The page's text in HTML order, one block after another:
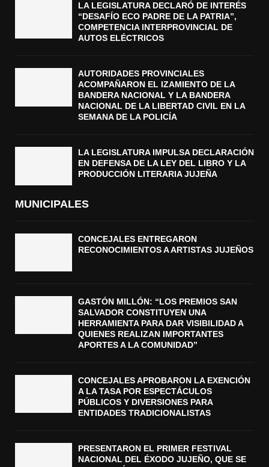
LA LEGISLATURA DECLARÓ DE INTERÉS
“DESAFÍO ECO PADRE DE LA PATRIA”,
COMPETENCIA INTERPROVINCIAL DE
AUTOS ELÉCTRICOS
AUTORIDADES PROVINCIALES
ACOMPAÑARON EL IZAMIENTO DE LA
BANDERA NACIONAL Y LA BANDERA
NACIONAL DE LA LIBERTAD CIVIL EN LA
SEMANA DE LA POLICÍA
LA LEGISLATURA IMPULSA DECLARACIÓN
EN DEFENSA DE LA LEY DEL LIBRO Y LA
PRODUCCIÓN LITERARIA JUJEÑA
MUNICIPALES
CONCEJALES ENTREGARON
RECONOCIMIENTOS A ARTISTAS JUJEÑOS
GASTÓN MILLÓN: “LOS PREMIOS SAN
SALVADOR CONSTITUYEN UNA
HERRAMIENTA PARA DAR VISIBILIDAD A
QUIENES REALIZAN IMPORTANTES
APORTES A LA COMUNIDAD”
CONCEJALES APROBARON LA EXENCIÓN
A LA TASA POR ESPECTÁCULOS
PÚBLICOS Y DIVERSIONES PARA
ENTIDADES TRADICIONALISTAS
PRESENTARON EL PRIMER FESTIVAL
NACIONAL DEL ÉXODO JUJEÑO, QUE SE